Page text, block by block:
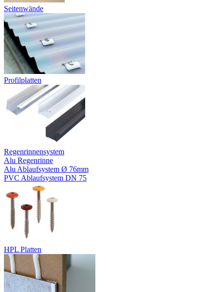
Seitenwände
Profilplatten
Regenrinnensystem
Alu Regenrinne
Alu Ablaufsystem Ø 76mm
PVC Ablaufsystem DN 75
HPL Platten